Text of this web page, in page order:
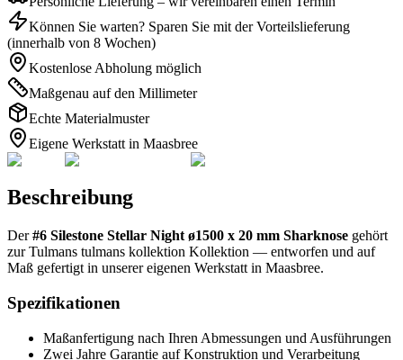
Können Sie warten? Sparen Sie mit der Vorteilslieferung
(innerhalb von 8 Wochen)
Kostenlose Abholung möglich
Maßgenau auf den Millimeter
Echte Materialmuster
Eigene Werkstatt in Maasbree
Beschreibung
Der#6 Silestone Stellar Night ø1500 x 20 mm Sharknose gehört
zur Tulmans tulmans kollektion Kollektion — entworfen und auf
Maß gefertigt in unserer eigenen Werkstatt in Maasbree.
Spezifikationen
Maßanfertigung nach Ihren Abmessungen und Ausführungen
Zwei Jahre Garantie auf Konstruktion und Verarbeitung